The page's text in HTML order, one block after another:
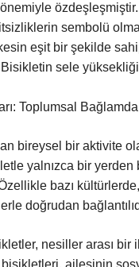
sembolü
eşit bir şekilde
sele yüksekliği
Toplumsal
bireysel bir aktivite
yalnızca bir
bazı
doğrudan
nesiller arası bir
ailesinin